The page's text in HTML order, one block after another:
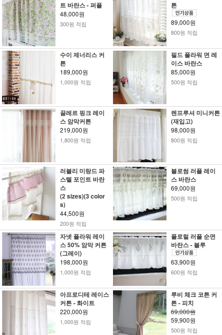
트 바란스 - 퍼플
48,000원
300원 적립
튼
89,000원
800원 적립
수이 제너리스 커
튼
189,000원
1,000원 적립
필드 플라워 면 레
이스 바란스
85,000원
500원 적립
끌레르 핑크 레이
스 암막커튼
219,000원
1,800원 적립
렌프루셔 미니커튼
(재입고)
98,000원
800원 적립
러블리 미랑드 파
스텔 포인트 바란
스
(2 sizes)(3 color
s)
44,500원
200원 적립
블로썸 러플 레이
스 바란스
69,000원
500원 적립
자넷 플라워 레이
스 50% 암막 커튼
(그레이)
198,000원
1,000원 적립
플로럴 러플 순면
바란스 - 블루
63,900원
600원 적립
아프로디테 레이스
커튼 - 화이트
220,000원
1,000원 적립
루비 체크 코튼 커
튼 - 피치
69,000원
59,900원
500원 적립